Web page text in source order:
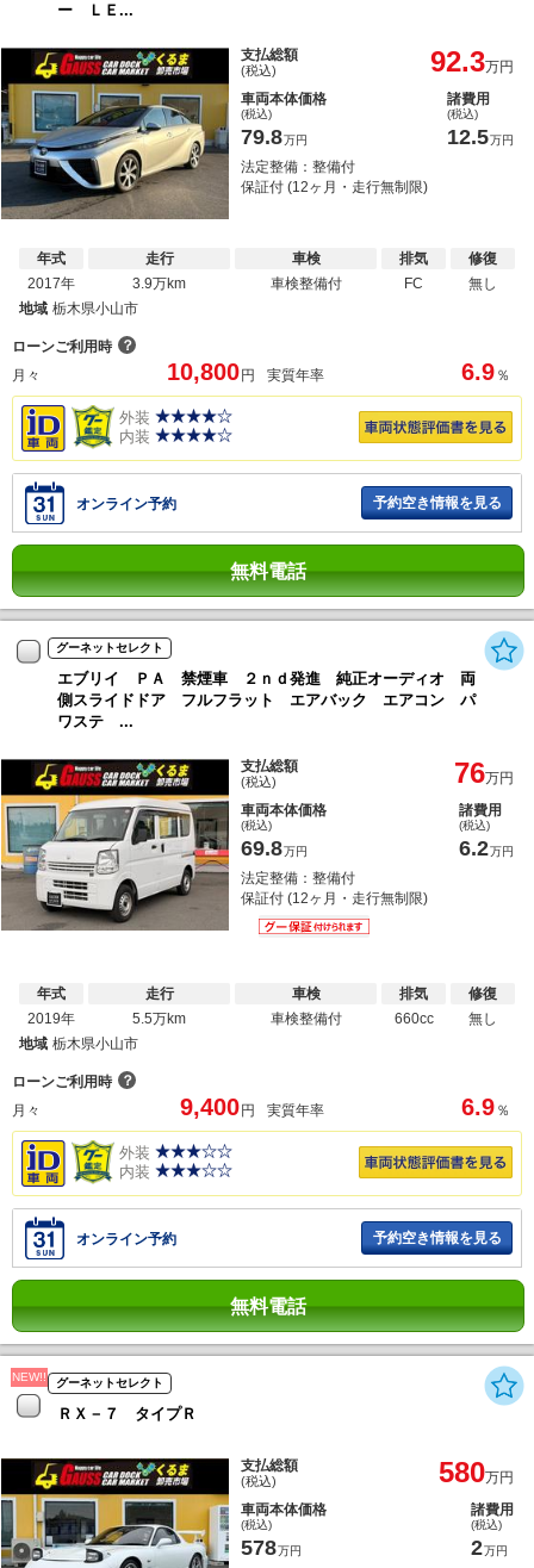
ー ＬＥ...
支払総額
(税込) 92.3万円
車両本体価格
(税込)
79.8万円
諸費用
(税込)
12.5万円
法定整備：整備付
保証付 (12ヶ月・走行無制限)
年式
2017年
走行
3.9万km
車検
車検整備付
排気
FC
修復
無し
地域 栃木県小山市
ローンご利用時 ？
月々
10,800 円 実質年率 6.9 ％
外装
内装
オンライン予約 予約空き情報を見る
無料電話
グーネットセレクト
エブリイ ＰＡ 禁煙車 ２ｎｄ発進 純正オーディオ 両
側スライドドア フルフラット エアバック エアコン パ
ワステ ...
支払総額
(税込) 76万円
車両本体価格
(税込)
69.8万円
諸費用
(税込)
6.2万円
法定整備：整備付
保証付 (12ヶ月・走行無制限)
年式
2019年
走行
5.5万km
車検
車検整備付
排気
660cc
修復
無し
地域 栃木県小山市
ローンご利用時 ？
月々
9,400円 実質年率 6.9 ％
外装
内装
オンライン予約 予約空き情報を見る
無料電話
NEW!! グーネットセレクト
ＲＸ－７ タイプＲ
支払総額
(税込) 580万円
車両本体価格
(税込)
578万円
諸費用
(税込)
2万円